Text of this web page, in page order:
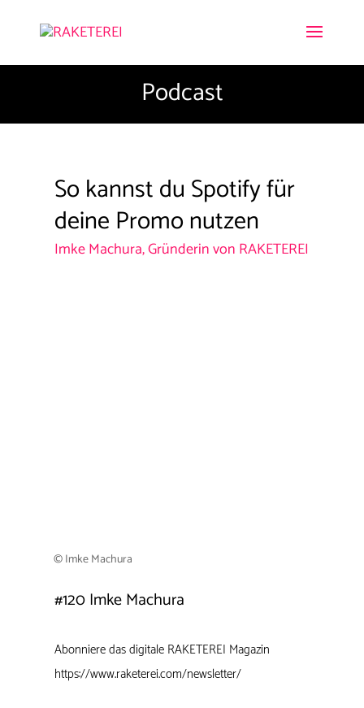
Podcast
So kannst du Spotify für
deine Promo nutzen
Imke Machura, Gründerin von RAKETEREI
© Imke Machura
#120Imke Machura
Abonniere das digitale RAKETEREI Magazin
https://www.raketerei.com/newsletter/